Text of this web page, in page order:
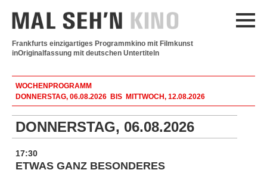
Frankfurts einzigartiges Programmkino mit Filmkunst
inOriginalfassung mit deutschen Untertiteln
WOCHENPROGRAMM
DONNERSTAG, 06.08.2026 BIS MITTWOCH, 12.08.2026
DONNERSTAG, 06.08.2026
17:30
ETWAS GANZ BESONDERES